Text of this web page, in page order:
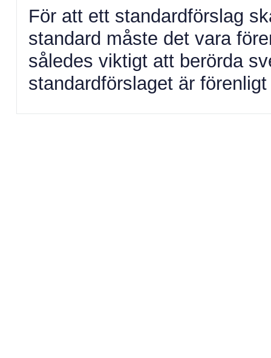
För att ett standardförslag
standard måste det vara
således viktigt att berörda
standardförslaget är